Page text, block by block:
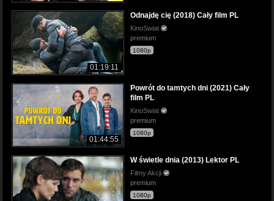
01:19:11
Odnajdę cię (2018) Cały film PL
KinoSwiat
premium
1080p
01:44:55
Powrót do tamtych dni (2021) Cały
film PL
KinoSwiat
premium
1080p
W świetle dnia (2013) Lektor PL
Filmy Akcji
premium
1080p